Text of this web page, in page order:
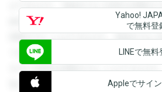
ができます。登録すると回答を閲覧す
録すると回答を閲覧することができま
閲覧することができます。登録すると
できます。登録すると回答を閲覧する
すると回答を閲覧することができます
覧することができます。
Yahoo!
で無料登
LINEで無料
Appleでサイ